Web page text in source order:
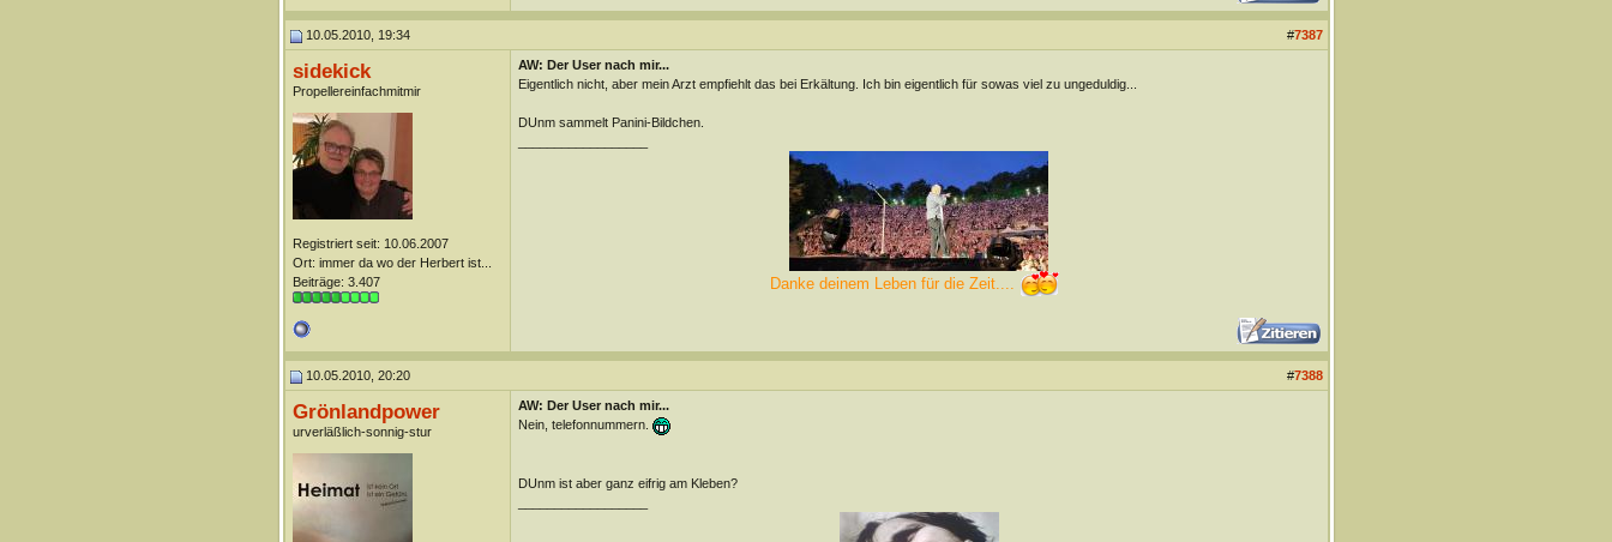
10.05.2010, 19:34 #7387
sidekick
Propellereinfachmitmir
Registriert seit: 10.06.2007
Ort: immer da wo der Herbert ist...
Beiträge: 3.407
AW: Der User nach mir...
Eigentlich nicht, aber mein Arzt empfiehlt das bei Erkältung. Ich bin eigentlich für sowas viel zu ungeduldig...
DUnm sammelt Panini-Bildchen.
Danke deinem Leben für die Zeit....
10.05.2010, 20:20 #7388
Grönlandpower
urverläßlich-sonnig-stur
AW: Der User nach mir...
Nein, telefonnummern.
DUnm ist aber ganz eifrig am Kleben?